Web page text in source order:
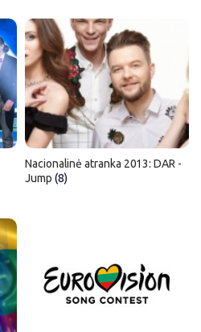
Nacionalinė atranka 2013: DAR -
Jump (8)